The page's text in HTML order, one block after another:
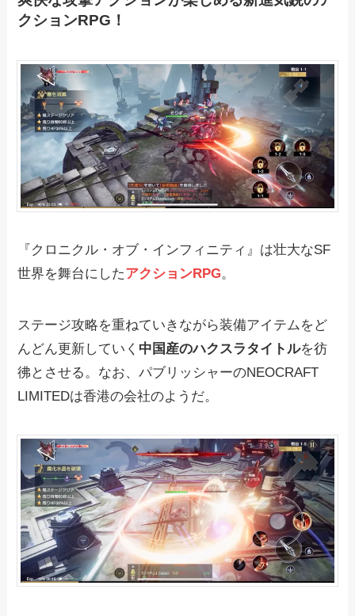
クションRPG！
『‎クロニクル・オブ・インフィニティ』は壮大なSF
世界を舞台にしたアクションRPG。
ステージ攻略を重ねていきながら装備アイテムをど
んどん更新していく 中国産のハクスラタイトルを彷
彿とさせる。なお、パブリッシャーのNEOCRAFT
LIMITEDは香港の会社のようだ。